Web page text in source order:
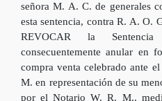
señora M. A. C. de generales
esta sentencia, contra R. A. O.
REVOCAR la
consecuentemente anular en
compra venta celebrado ante
M. en representación de su
por el Notario W. R. M.,